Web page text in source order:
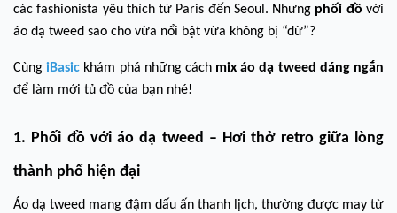
các fashionista yêu thích từ Paris đến Seoul. Nhưng phối đồ với
áo dạ tweed sao cho vừa nổi bật vừa không bị “dừ”?
CùngiBasic khám phá những cách mix áo dạ tweed dáng ngắn
để làm mới tủ đồ của bạn nhé!
1. Phối đồ với áo dạ tweed – Hơi thở retro giữa lòng
thành phố hiện đại
Áo dạ tweed mang đậm dấu ấn thanh lịch, thường được may từ